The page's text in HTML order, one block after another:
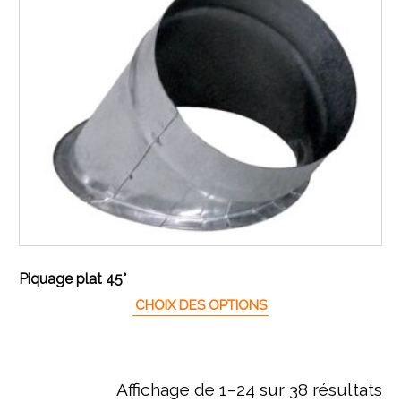
Piquage plat 45°
CHOIX DES OPTIONS
Affichage de 1–24 sur 38 résultats